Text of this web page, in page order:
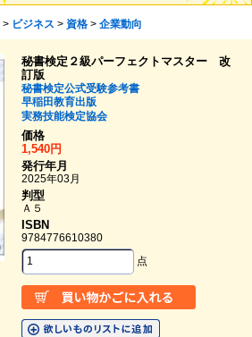
> ビジネス > 資格> 企業動向
秘書検定２級パーフェクトマスター 改
訂版
秘書検定公式受験参考書
早稲田教育出版
実務技能検定協会
価格
1,540円
発行年月
2025年03月
判型
Ａ５
ISBN
9784776610380
点